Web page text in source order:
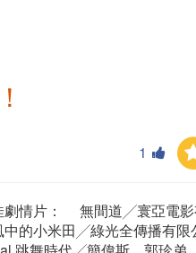
1
劇情片： 無間道╱寰亞電
的小米田╱綠光全傳播